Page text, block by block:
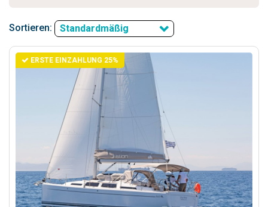
Sortieren: Standardmäßig
ERSTE EINZAHLUNG 25%